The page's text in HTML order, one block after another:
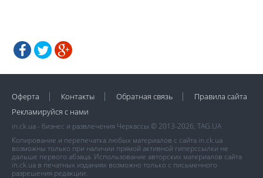
Оферта Контакты Обратная связь
Правила сайта
Рекламируйся с нами
in.ck.ua - бизнес и развлечения Черкассы © 2013-2026, TAG.UA
Копирование и перепечатка любых материалов с сайта in.ck.ua
возможны только при наличии прямой активной гиперссылки не
дальше первого абзаца. Использование авторских материалов сайта
in.ck.ua в печатных изданиях возможно только с письменного
разрешения редакции.